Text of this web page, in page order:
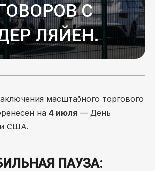
С
ЛЯЙЕН.
масштабного торгового
на 4 июля — День
США.
ПАУЗА: